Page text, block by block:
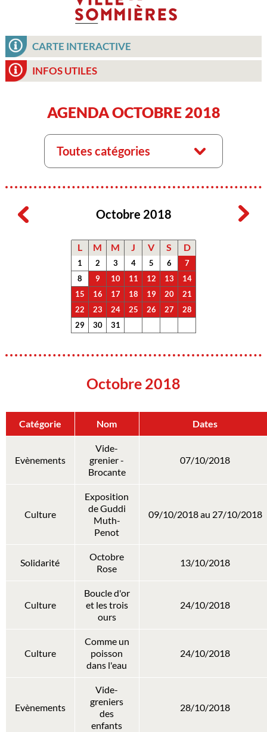
CARTE INTERACTIVE
INFOS UTILES
AGENDA OCTOBRE 2018
Toutes catégories
Octobre 2018
L M M J V S D
1 2 3 4 5 6
7
8
9 10 11 12 13
14
15
16 17 18 19 20
21
22
23 24 25 26 27
28
29
30 31
Octobre 2018
Catégorie Nom Dates
Evènements
Vide-
grenier -
Brocante
07/10/2018
Culture
Exposition
de Guddi
Muth-
Penot
09/10/2018 au 27/10/2018
Solidarité
Octobre
Rose
13/10/2018
Culture
Boucle d'or
et les trois
ours
24/10/2018
Culture
Comme un
poisson
dans l'eau
24/10/2018
Evènements
Vide-
greniers
des
enfants
28/10/2018